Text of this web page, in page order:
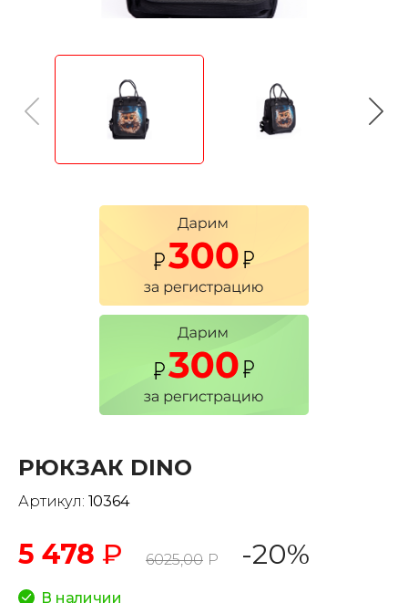
РЮКЗАК DINO
Артикул: 10364
5 478 ₽ 6025,00 Р -20%
В наличии